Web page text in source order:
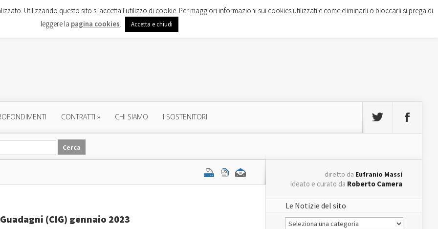
CONTRATTI » CHI SIAMO I SOSTENITORI
(CIG) gennaio 2023
diretto da Eufranio Massi
ideato e curato da Roberto Camera
Le Notizie del sito
Le
Notizie
Utilizzando questo sito si accetta l'utilizzo di cookie. Per maggiori informazioni sui cookies utilizzati e come eliminarli o bloccarli si prega di
leggere la pagina cookies. Accetta e chiudi